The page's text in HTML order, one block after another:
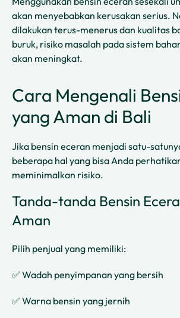
akan menyebabkan kerusakan serius.
dilakukan terus-menerus dan kualitas
buruk, risiko masalah pada sistem
akan meningkat.
Cara Mengenali
yang Aman di Bali
Jika bensin eceran menjadi satu-
beberapa hal yang bisa Anda
meminimalkan risiko.
Tanda-tanda Bensin
Aman
Pilih penjual yang memiliki:
✅ Wadah penyimpanan yang bersih
✅ Warna bensin yang jernih